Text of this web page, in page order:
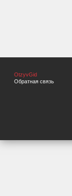
OtzyvGid
Обратная связь